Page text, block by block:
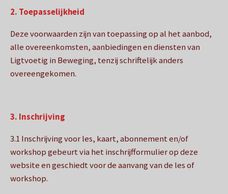
2. Toepasselijkheid
Deze voorwaarden zijn van toepassing op al het aanbod,
alle overeenkomsten, aanbiedingen en diensten van
Ligtvoetig in Beweging, tenzij schriftelijk anders
overeengekomen.
3. Inschrijving
3.1 Inschrijving voor les, kaart, abonnement en/of
workshop gebeurt via het inschrijfformulier op deze
website en geschiedt voor de aanvang van de les of
workshop.